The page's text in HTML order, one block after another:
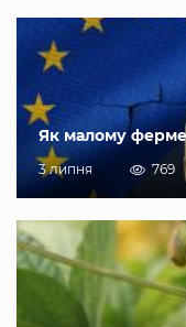
Як малому
3 липня 769